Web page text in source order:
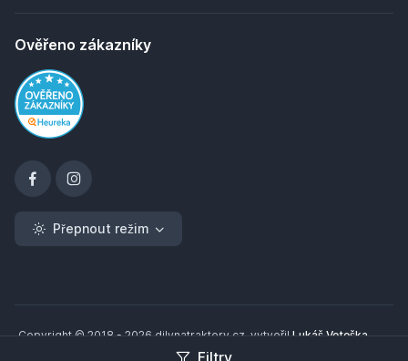
Ověřeno zákazníky
Přepnout režim
Copyright © 2018 - 2026 dilynatraktory.cz, vytvořil Lukáš Veteška
Filtry